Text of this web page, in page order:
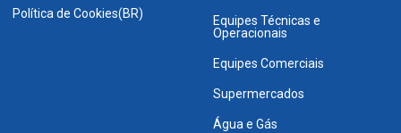
Política de Cookies(BR)
Equipes Técnicas e
Operacionais
Equipes Comerciais
Supermercados
Água e Gás